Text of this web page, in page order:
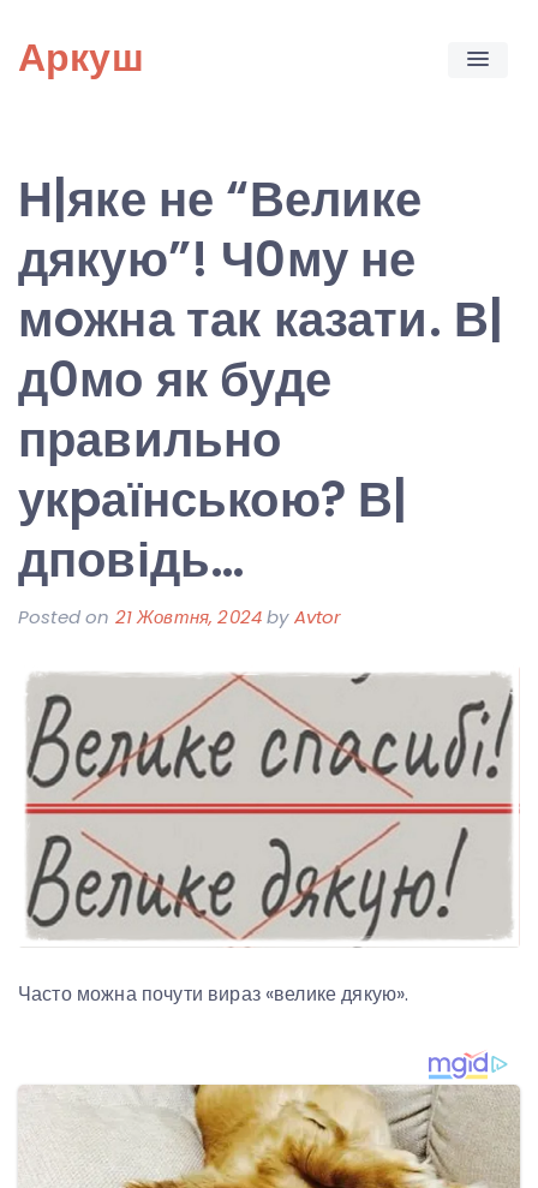
content
Аркуш
Н|яке не “Велике
дякую”! Ч0му не
мoжна так казати. В|
д0мо як буде
правильно
укpаїнською? В|
дповідь…
Posted on 21 Жовтня, 2024byAvtor
Часто можна почути вираз «велике дякую».